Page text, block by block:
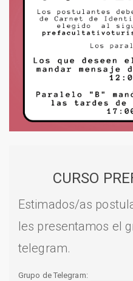
CURSO
Estimados/as
les presentamos el
telegram.
Grupo de Telegram: